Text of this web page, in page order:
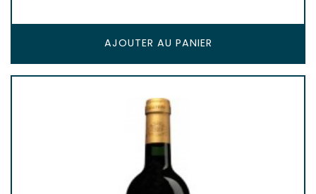
AJOUTER AU PANIER